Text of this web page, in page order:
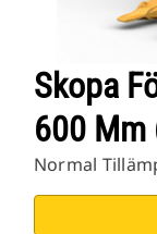
Skopa
600 Mm
Normal